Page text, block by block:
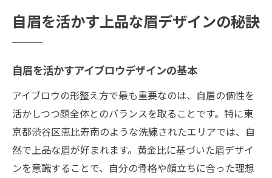
自眉を活かす上品な眉デザインの秘訣
自眉を活かすアイブロウデザインの基本
アイブロウの形整え方で最も重要なのは、自眉の個性を
活かしつつ顔全体とのバランスを取ることです。特に東
京都渋谷区恵比寿南のような洗練されたエリアでは、自
然で上品な眉が好まれます。黄金比に基づいた眉デザイ
ンを意識することで、自分の骨格や顔立ちに合った理想